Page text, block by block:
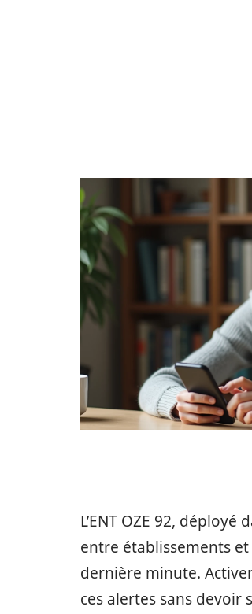
L’ENT OZE 92,
entre établissements
dernière minute.
ces alertes sans